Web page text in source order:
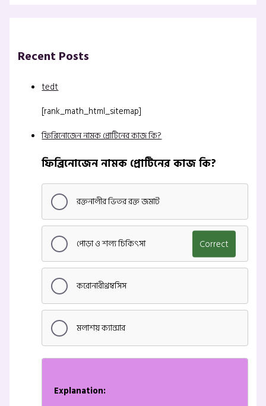
Recent Posts
tedt
[rank_math_html_sitemap]
ফিব্রিনোজেন নামক প্রোটিনের কাজ কি?
ফিব্রিনোজেন নামক প্রোটিনের কাজ কি?
রক্তনালীর ভিতর রক্ত জমাট
পোড়া ও শল্য চিকিৎসা Correct
করোনারীথ্রম্বসিস
মলাশয় ক্যান্সার
Explanation: